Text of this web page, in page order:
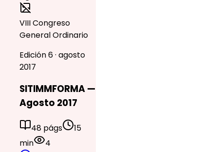
VIII Congreso
General Ordinario
Edición 6 · agosto
2017
SITIMMFORMA —
Agosto 2017
48 págs
15
min
4